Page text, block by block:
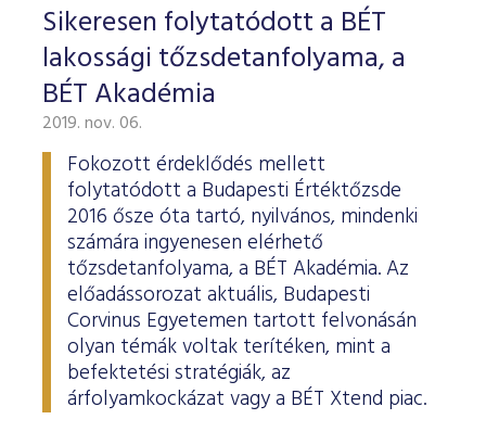
Sikeresen folytatódott a BÉT
lakossági tőzsdetanfolyama, a
BÉT Akadémia
2019. nov. 06.
Fokozott érdeklődés mellett
folytatódott a Budapesti Értéktőzsde
2016 ősze óta tartó, nyilvános, mindenki
számára ingyenesen elérhető
tőzsdetanfolyama, a BÉT Akadémia. Az
előadássorozat aktuális, Budapesti
Corvinus Egyetemen tartott felvonásán
olyan témák voltak terítéken, mint a
befektetési stratégiák, az
árfolyamkockázat vagy a BÉT Xtend piac.